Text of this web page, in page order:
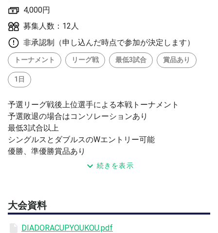
4,000円
募集人数：12人
非承認制（申し込んだ時点で参加が決定します）
トーナメント リーグ戦 最低3試合 賞品あり
1日
予選リーグ戦後上位選手による本戦トーナメント
予選敗退の場合はコンソレーションあり
最低3試合以上
シングルスとダブルスのWエントリー可能
優勝、準優勝賞品あり
続きを表示
大会資料
DIADORACUPYOUKOU.pdf